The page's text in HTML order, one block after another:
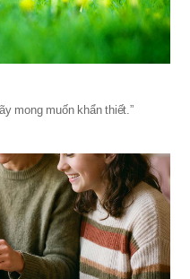
mong muốn khẩn thiết.”